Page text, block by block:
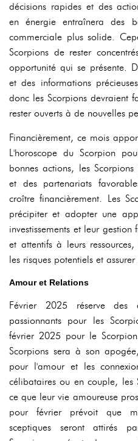
décisions rapides et des
en énergie entraînera des
commerciale plus solide.
Scorpions de rester
opportunité qui se présente.
et des informations
donc les Scorpions devraient
rester ouverts à de nouvelles
Financièrement, ce mois
L'horoscope du Scorpion
bonnes actions, les
et des partenariats
croître financièrement. Les
précipiter et adopter une
investissements et leur
et attentifs à leurs
les risques potentiels et
Amour et Relations
Février 2025 réserve des
passionnants pour les
février 2025 pour le
Scorpions sera à son
pour l'amour et les
célibataires ou en couple, les
ce que leur vie amoureuse
pour février prévoit que
sceptiques seront attirés